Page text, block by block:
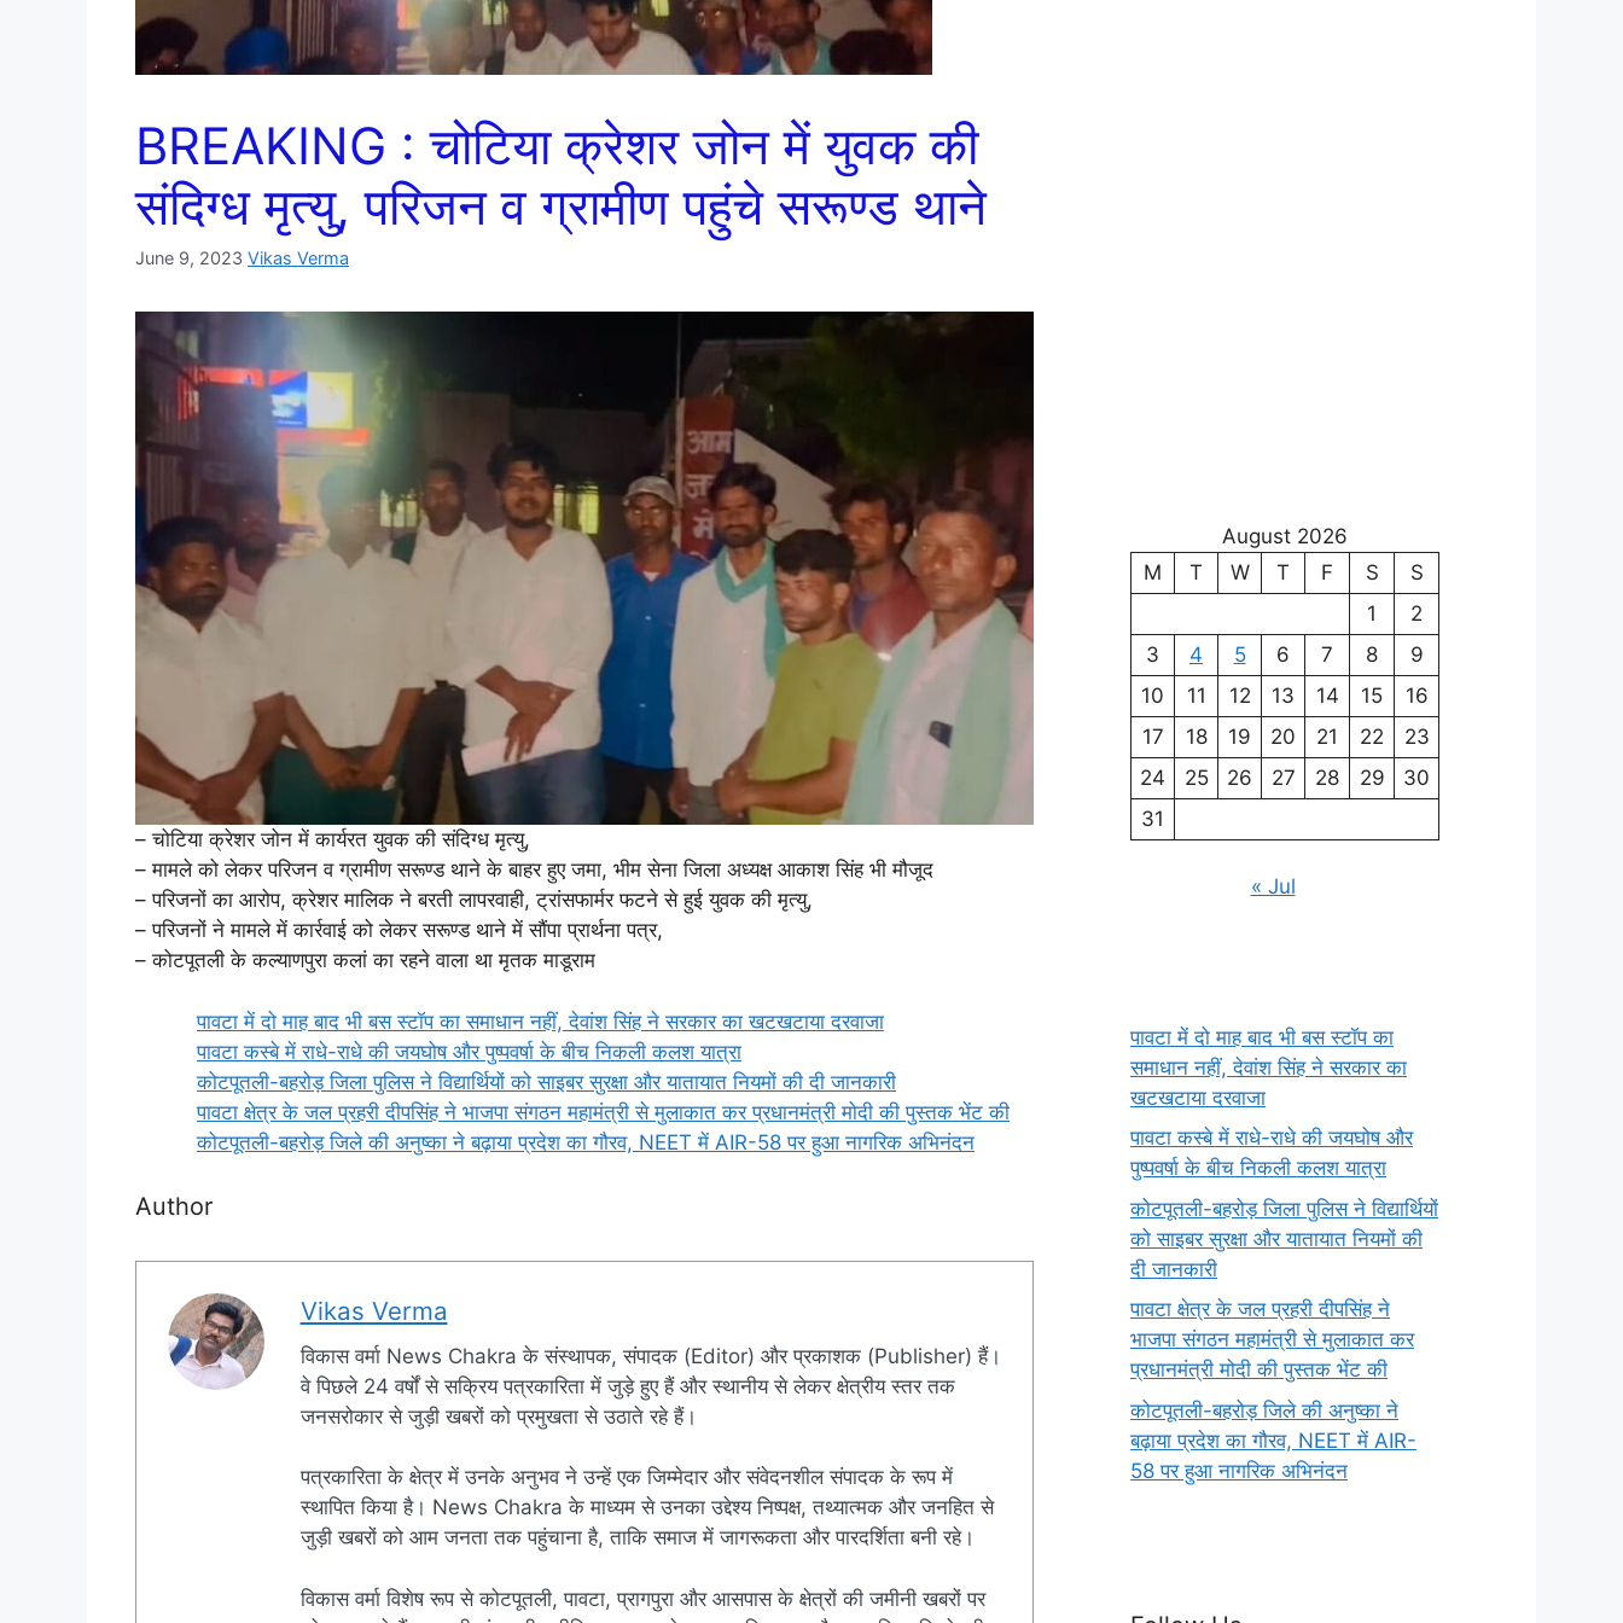
BREAKING : चोटिया क्रेशर जोन में युवक की
संदिग्ध मृत्यु, परिजन व ग्रामीण पहुंचे सरूण्ड थाने
June 9, 2023 Vikas Verma
– चोटिया क्रेशर जोन में कार्यरत युवक की संदिग्ध मृत्यु,
– मामले को लेकर परिजन व ग्रामीण सरूण्ड थाने के बाहर हुए जमा, भीम सेना जिला अध्यक्ष आकाश सिंह भी मौजूद
– परिजनों का आरोप, क्रेशर मालिक ने बरती लापरवाही, ट्रांसफार्मर फटने से हुई युवक की मृत्यु,
– परिजनों ने मामले में कार्रवाई को लेकर सरूण्ड थाने में सौंपा प्रार्थना पत्र,
– कोटपूतली के कल्याणपुरा कलां का रहने वाला था मृतक माडूराम
पावटा में दो माह बाद भी बस स्टॉप का समाधान नहीं, देवांश सिंह ने सरकार का खटखटाया दरवाजा
पावटा कस्बे में राधे-राधे की जयघोष और पुष्पवर्षा के बीच निकली कलश यात्रा
कोटपूतली-बहरोड़ जिला पुलिस ने विद्यार्थियों को साइबर सुरक्षा और यातायात नियमों की दी जानकारी
पावटा क्षेत्र के जल प्रहरी दीपसिंह ने भाजपा संगठन महामंत्री से मुलाकात कर प्रधानमंत्री मोदी की पुस्तक भेंट की
कोटपूतली-बहरोड़ जिले की अनुष्का ने बढ़ाया प्रदेश का गौरव, NEET में AIR-58 पर हुआ नागरिक अभिनंदन
Author
Vikas Verma
विकास वर्मा News Chakra के संस्थापक, संपादक (Editor) और प्रकाशक (Publisher) हैं।
वे पिछले 24 वर्षों से सक्रिय पत्रकारिता में जुड़े हुए हैं और स्थानीय से लेकर क्षेत्रीय स्तर तक
जनसरोकार से जुड़ी खबरों को प्रमुखता से उठाते रहे हैं।
पत्रकारिता के क्षेत्र में उनके अनुभव ने उन्हें एक जिम्मेदार और संवेदनशील संपादक के रूप में
स्थापित किया है। News Chakra के माध्यम से उनका उद्देश्य निष्पक्ष, तथ्यात्मक और जनहित से
जुड़ी खबरों को आम जनता तक पहुंचाना है, ताकि समाज में जागरूकता और पारदर्शिता बनी रहे।
विकास वर्मा विशेष रूप से कोटपूतली, पावटा, प्रागपुरा और आसपास के क्षेत्रों की जमीनी खबरों पर
August 2026
M
T W T F S
S
1
2
3
4 5 6 7 8
9
10
11 12 13 14 15
16
17
18 19 20 21 22
23
24
25 26 27 28 29
30
31
« Jul
पावटा में दो माह बाद भी बस स्टॉप का
समाधान नहीं, देवांश सिंह ने सरकार का
खटखटाया दरवाजा
पावटा कस्बे में राधे-राधे की जयघोष और
पुष्पवर्षा के बीच निकली कलश यात्रा
कोटपूतली-बहरोड़ जिला पुलिस ने विद्यार्थियों
को साइबर सुरक्षा और यातायात नियमों की
दी जानकारी
पावटा क्षेत्र के जल प्रहरी दीपसिंह ने
भाजपा संगठन महामंत्री से मुलाकात कर
प्रधानमंत्री मोदी की पुस्तक भेंट की
कोटपूतली-बहरोड़ जिले की अनुष्का ने
बढ़ाया प्रदेश का गौरव, NEET में AIR-
58 पर हुआ नागरिक अभिनंदन